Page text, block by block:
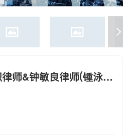
师&钟敏良律师(锺泳织